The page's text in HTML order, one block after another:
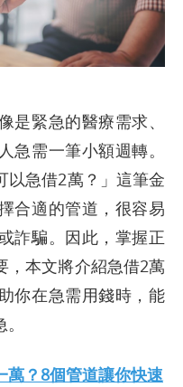
是緊急的醫療需求、
急需一筆小額週轉。
以急借2萬？」這筆金
合適的管道，很容易
詐騙。因此，掌握正
，本文將介紹急借2萬
你在急需用錢時，能
萬？8個管道讓你快速